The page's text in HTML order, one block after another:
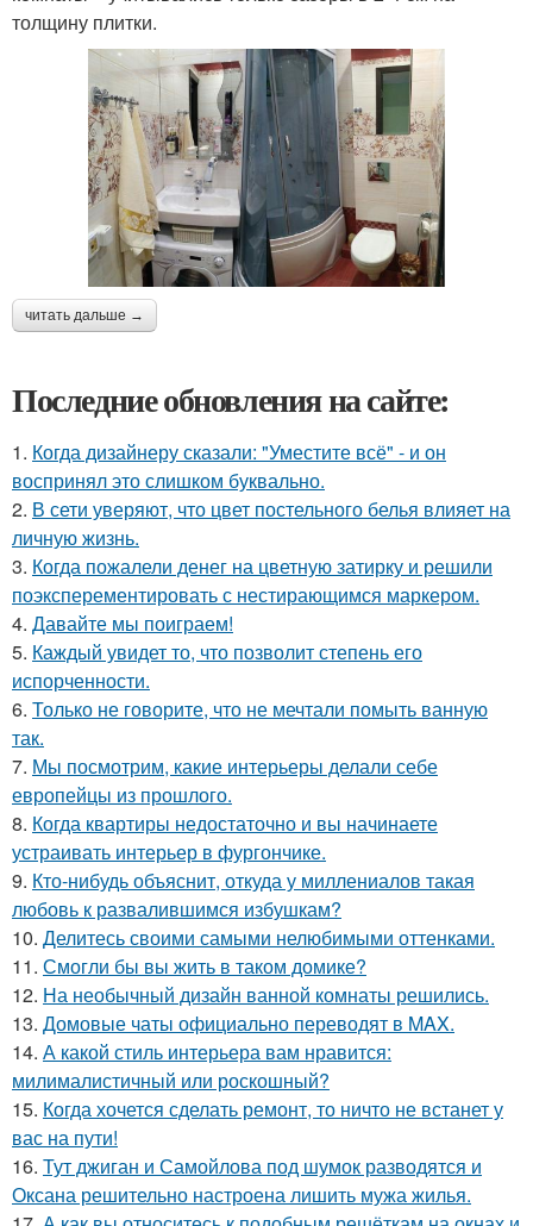
толщину плитки.
читать дальше →
Последние обновления на сайте:
1. Когда дизайнеру сказали: "Уместите всё" - и он
воспринял это слишком буквально.
2. В сети уверяют, что цвет постельного белья влияет на
личную жизнь.
3. Когда пожалели денег на цветную затирку и решили
поэксперементировать с нестирающимся маркером.
4. Давайте мы поиграем!
5. Каждый увидет то, что позволит степень его
испорченности.
6. Только не говорите, что не мечтали помыть ванную
так.
7. Мы посмотрим, какие интерьеры делали себе
европейцы из прошлого.
8. Когда квартиры недостаточно и вы начинаете
устраивать интерьер в фургончике.
9. Кто-нибудь объяснит, откуда у миллениалов такая
любовь к развалившимся избушкам?
10. Делитесь своими самыми нелюбимыми оттенками.
11. Смогли бы вы жить в таком домике?
12. На необычный дизайн ванной комнаты решились.
13. Домовые чаты официально переводят в MAX.
14. А какой стиль интерьера вам нравится:
милималистичный или роскошный?
15. Когда хочется сделать ремонт, то ничто не встанет у
вас на пути!
16. Тут джиган и Самойлова под шумок разводятся и
Оксана решительно настроена лишить мужа жилья.